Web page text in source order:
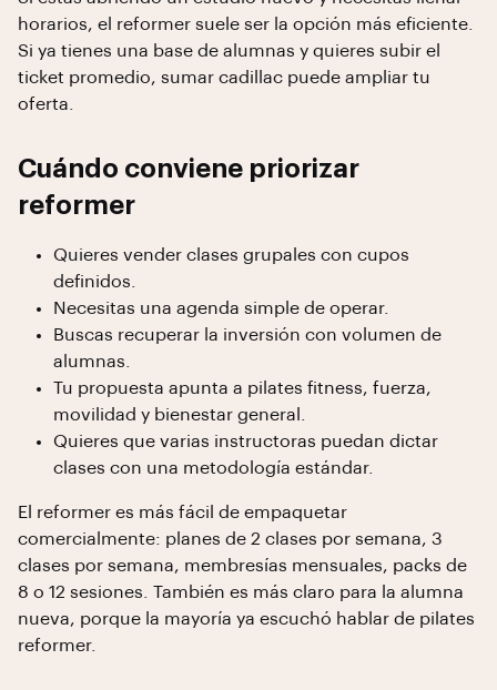
horarios, el reformer suele ser la opción más eficiente.
Si ya tienes una base de alumnas y quieres subir el
ticket promedio, sumar cadillac puede ampliar tu
oferta.
Cuándo conviene priorizar
reformer
Quieres vender clases grupales con cupos
definidos.
Necesitas una agenda simple de operar.
Buscas recuperar la inversión con volumen de
alumnas.
Tu propuesta apunta a pilates fitness, fuerza,
movilidad y bienestar general.
Quieres que varias instructoras puedan dictar
clases con una metodología estándar.
El reformer es más fácil de empaquetar
comercialmente: planes de 2 clases por semana, 3
clases por semana, membresías mensuales, packs de
8 o 12 sesiones. También es más claro para la alumna
nueva, porque la mayoría ya escuchó hablar de pilates
reformer.